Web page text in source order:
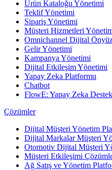
Ürün Kataloğu Yönetimi
Teklif Yönetimi
Sipariş Yönetimi
Müşteri Hizmetleri
Omnichannel Dijital
Gelir Yönetimi
Kampanya Yönetimi
Dijital Etkileşim Yönetimi
Yapay Zeka Platformu
Chatbot
FlowE: Yapay Zeka
Çözümler
Dijital Müşteri Yönetim
Dijital Markalar Müşteri
Otomotiv Dijital Müşteri
Müşteri Etkileşimi
Ağ Satış ve Yönetim